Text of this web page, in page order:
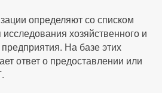
определяют со списком
хозяйственного и
На базе этих
ответ о предоставлении или